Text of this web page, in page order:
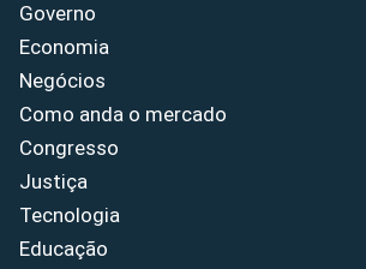
Governo
Economia
Negócios
Como anda o mercado
Congresso
Justiça
Tecnologia
Educação